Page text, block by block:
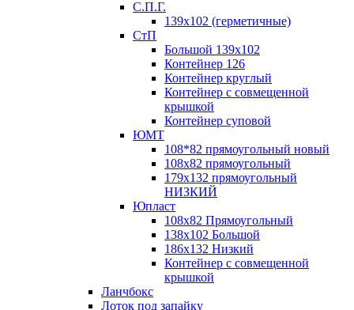
С.П.Г.
139х102 (герметичные)
СтП
Большой 139х102
Контейнер 126
Контейнер круглый
Контейнер с совмещенной
крышкой
Контейнер суповой
ЮМТ
108*82 прямоугольный новый
108х82 прямоугольный
179х132 прямоугольный
НИЗКИЙ
Юпласт
108х82 Прямоугольный
138х102 Большой
186х132 Низкий
Контейнер с совмещенной
крышкой
Ланчбокс
Лоток под запайку